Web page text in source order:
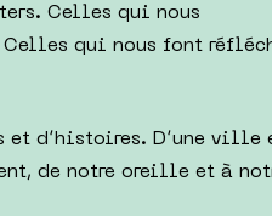
Celles qui nous
Celles qui nous font
et d’histoires. D’une ville
de notre oreille et à